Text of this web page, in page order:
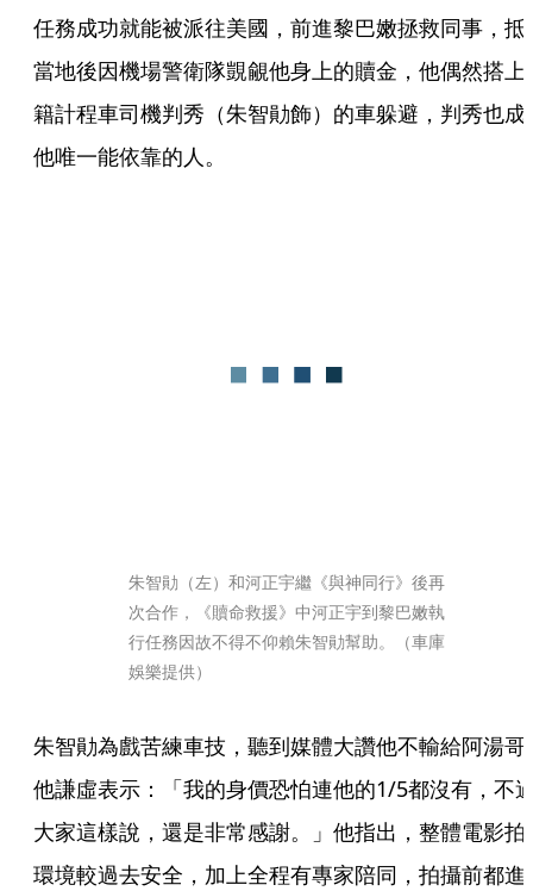
任務成功就能被派往美國，前進黎巴嫩拯救同事，抵
當地後因機場警衛隊覬覦他身上的贖金，他偶然搭上
籍計程車司機判秀（朱智勛飾）的車躲避，判秀也成
他唯一能依靠的人。
朱智勛（左）和河正宇繼《與神同行》後再
次合作，《贖命救援》中河正宇到黎巴嫩執
行任務因故不得不仰賴朱智勛幫助。（車庫
娛樂提供）
朱智勛為戲苦練車技，聽到媒體大讚他不輸給阿湯哥
他謙虛表示：「我的身價恐怕連他的1/5都沒有，不
大家這樣說，還是非常感謝。」他指出，整體電影拍
環境較過去安全，加上全程有專家陪同，拍攝前都進